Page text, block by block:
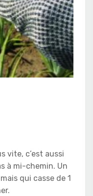
vite, c’est aussi
à mi-chemin. Un
qui casse de 1